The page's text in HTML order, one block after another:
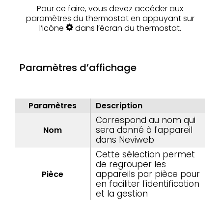
Pour ce faire, vous devez accéder aux
paramètres du thermostat en appuyant sur
l’icône
dans l’écran du thermostat.
Paramètres d’affichage
Paramètres Description
Nom
Correspond au nom qui
sera donné à l'appareil
dans Neviweb
Pièce
Cette sélection permet
de regrouper les
appareils par pièce pour
en faciliter l'identification
et la gestion